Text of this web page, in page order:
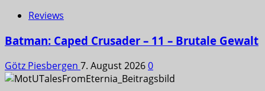
Reviews
Batman: Caped Crusader – 11 – Brutale Gewalt
Götz Piesbergen 7. August 20260